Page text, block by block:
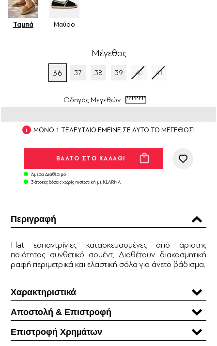
Ταμπά Μαύρο
Μέγεθος
36 37 38 39 40 41
Οδηγός Μεγεθών
ΜΟΝΟ 1 ΤΕΛΕΥΤΑΙΟ ΕΜΕΙΝΕ ΣΕ ΑΥΤΟ ΤΟ ΜΕΓΕΘΟΣ!
Άμεσα Διαθέσιμο
3 άτοκες δόσεις χωρίς πιστωτική με KLARNA
Περιγραφή
Flat εσπαντρίγιες κατασκευασμένες από άριστης
ποιότητας συνθετικό σουέντ. Διαθέτουν διακοσμητική
ραφή περιμετρικά και ελαστική σόλα για άνετο βάδισμα.
Χαρακτηριστικά
Αποστολή & Επιστροφή
Επιστροφή Χρηµάτων